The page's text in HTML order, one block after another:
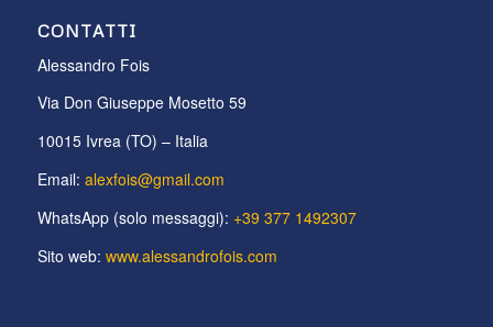
CONTATTI
Alessandro Fois
Via Don Giuseppe Mosetto 59
10015 Ivrea (TO) – Italia
Email: alexfois@gmail.com
WhatsApp (solo messaggi): +39 377 1492307
Sito web: www.alessandrofois.com